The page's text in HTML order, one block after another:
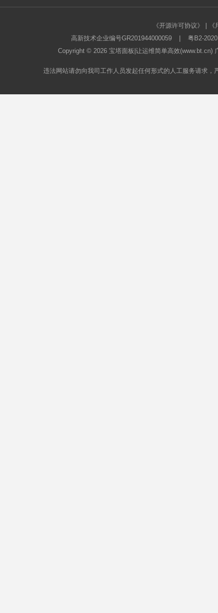
《开源许可协议》
高新技术企业编号GR201944000059
粤B2-
Copyright © 2026 宝塔面板 |让运维简单高效
违法网站请勿向我司工作人员发起任何形式的人工服务请求，